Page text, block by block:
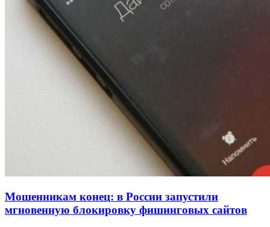
В Красноармейском районе Волгограда стартует
конкурс на ремонт моста через Волго‑Донской
судоходный канал
Фестиваль #ТриЧетыре в Волгограде пройдёт
11–13 сентября в рамках Года единства народов
Мошенникам конец: в России запустили
мгновенную блокировку фишинговых сайтов